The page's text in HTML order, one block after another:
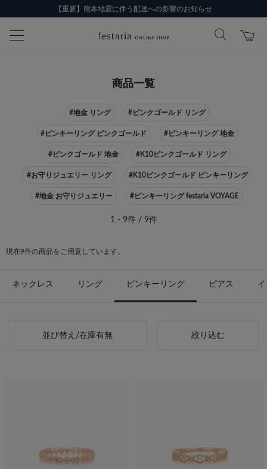
【重要】熊本地震に伴う配送への影響のお知らせ
商品一覧
#地金 リング #ピンクゴールド リング
#ピンキーリング ピンクゴールド #ピンキーリング 地金
#ピンクゴールド 地金 #K10ピンクゴールド リング
#お守りジュエリー リング #K10ピンクゴールド ピンキーリング
#地金 お守りジュエリー #ピンキーリング festaria VOYAGE
1 - 9件 / 9件
現在9件の商品をご用意しています。
ネックレス リング ピンキーリング ピアス
並び替え/在庫有無 絞り込む